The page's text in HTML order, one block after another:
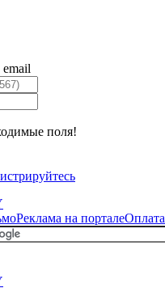
поля!
Реклама на порталеОплата